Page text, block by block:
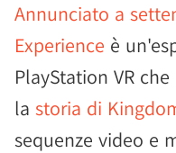
Annunciato a
Experience è
PlayStation VR
la storia di
sequenze video e